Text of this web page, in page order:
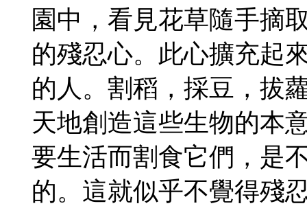
園中，看見花草隨手摘
的殘忍心。此心擴充起
的人。割稻，採豆，拔
天地創造這些生物的本
要生活而割食它們，是
的。這就似乎不覺得殘